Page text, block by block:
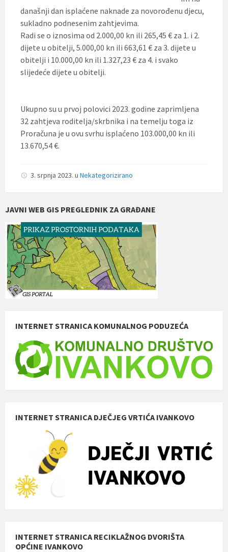
današnji dan isplaćene naknade za novorođenu djecu,
sukladno podnesenim zahtjevima.
Radi se o iznosima od 2.000,00 kn ili 265,45 € za 1. i 2.
dijete u obitelji, 5.000,00 kn ili 663,61 € za 3. dijete u
obitelji i 10.000,00 kn ili 1.327,23 € za 4. i svako
slijedeće dijete u obitelji.
Ukupno su u prvoj polovici 2023. godine zaprimljena
32 zahtjeva roditelja/skrbnika i na temelju toga iz
Proračuna je u ovu svrhu isplaćeno 103.000,00 kn ili
13.670,54 €.
3. srpnja 2023. u Nekategorizirano
JAVNI WEB GIS PREGLEDNIK ZA GRAĐANE
INTERNET STRANICA KOMUNALNOG PODUZEĆA
INTERNET STRANICA DJEČJEG VRTIĆA IVANKOVO
INTERNET STRANICA RECIKLAŽNOG DVORIŠTA
OPĆINE IVANKOVO